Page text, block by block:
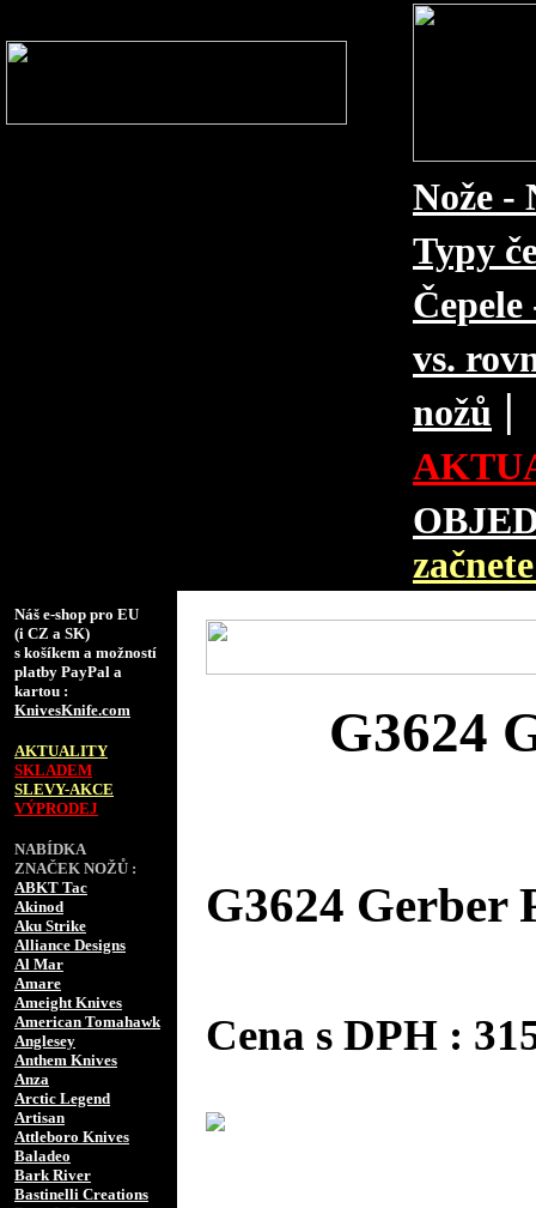
Nože -
Typy
vs.
nožů |
Náš e-shop pro EU
(i CZ a SK)
s košíkem a možností
platby PayPal a
kartou :
KnivesKnife.com
AKTUALITY
SKLADEM
SLEVY-AKCE
VÝPRODEJ
NABÍDKA
ZNAČEK NOŽŮ :
ABKT Tac
Akinod
Aku Strike
Alliance Designs
Al Mar
Amare
Ameight Knives
American Tomahawk
Anglesey
Anthem Knives
Anza
Arctic Legend
Artisan
Attleboro Knives
Baladeo
Bark River
Bastinelli Creations
G3624
G3624 Gerber
Cena s DPH :